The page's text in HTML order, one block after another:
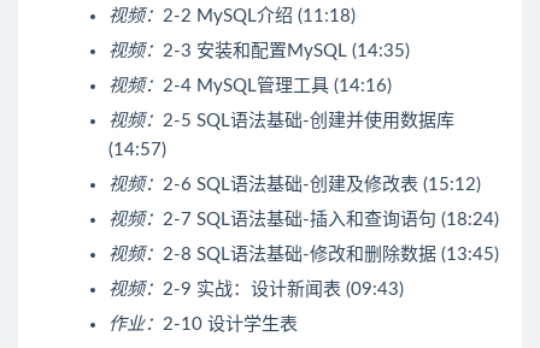
视频： 2-2 MySQL介绍 (11:18)
视频： 2-3 安装和配置MySQL (14:35)
视频： 2-4 MySQL管理工具 (14:16)
视频： 2-5 SQL语法基础-创建并使用数据库
(14:57)
视频： 2-6 SQL语法基础-创建及修改表 (15:12)
视频： 2-7 SQL语法基础-插入和查询语句 (18:24)
视频： 2-8 SQL语法基础-修改和删除数据 (13:45)
视频： 2-9 实战：设计新闻表 (09:43)
作业： 2-10 设计学生表